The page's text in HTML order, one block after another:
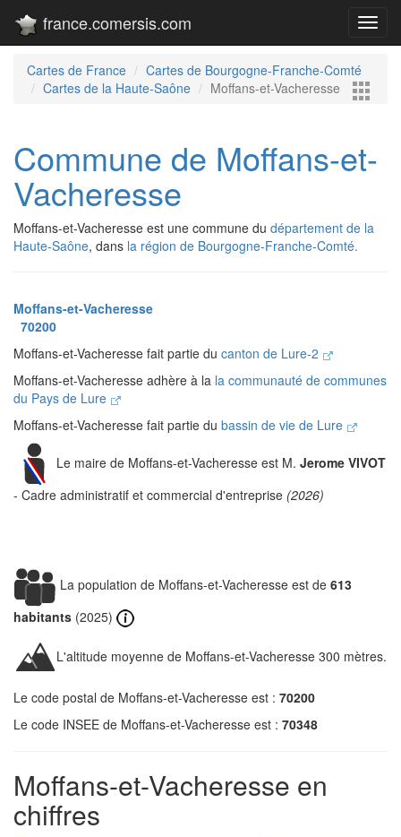
france.comersis.com
Cartes de France
Cartes de Bourgogne-Franche-Comté
Cartes de la Haute-Saône
Moffans-et-Vacheresse
Commune de Moffans-et-
Vacheresse
Moffans-et-Vacheresse est une commune du département de la
Haute-Saône, dans la région de Bourgogne-Franche-Comté.
Moffans-et-Vacheresse
70200
Moffans-et-Vacheresse fait partie du canton de Lure-2
Moffans-et-Vacheresse adhère à la la communauté de communes
du Pays de Lure
Moffans-et-Vacheresse fait partie du bassin de vie de Lure
Le maire de Moffans-et-Vacheresse est M. Jerome VIVOT
- Cadre administratif et commercial d'entreprise (2026)
La population de Moffans-et-Vacheresse est de 613
habitants (2025)
L'altitude moyenne de Moffans-et-Vacheresse 300 mètres.
Le code postal de Moffans-et-Vacheresse est : 70200
Le code INSEE de Moffans-et-Vacheresse est : 70348
Moffans-et-Vacheresse en
chiffres